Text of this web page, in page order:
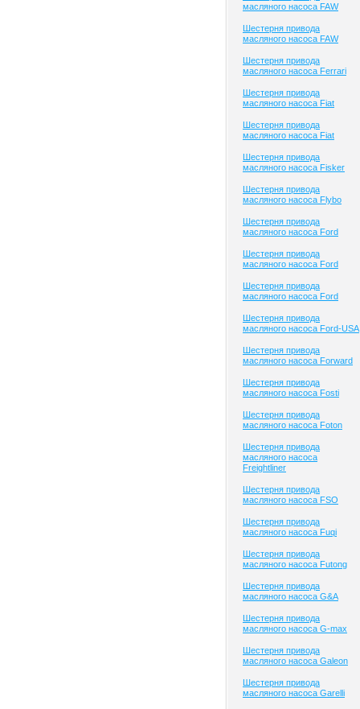
масляного насоса FAW
Шестерня привода
масляного насоса FAW
Шестерня привода
масляного насоса Ferrari
Шестерня привода
масляного насоса Fiat
Шестерня привода
масляного насоса Fiat
Шестерня привода
масляного насоса Fisker
Шестерня привода
масляного насоса Flybo
Шестерня привода
масляного насоса Ford
Шестерня привода
масляного насоса Ford
Шестерня привода
масляного насоса Ford
Шестерня привода
масляного насоса Ford-USA
Шестерня привода
масляного насоса Forward
Шестерня привода
масляного насоса Fosti
Шестерня привода
масляного насоса Foton
Шестерня привода
масляного насоса
Freightliner
Шестерня привода
масляного насоса FSO
Шестерня привода
масляного насоса Fuqi
Шестерня привода
масляного насоса Futong
Шестерня привода
масляного насоса G&A
Шестерня привода
масляного насоса G-max
Шестерня привода
масляного насоса Galeon
Шестерня привода
масляного насоса Garelli